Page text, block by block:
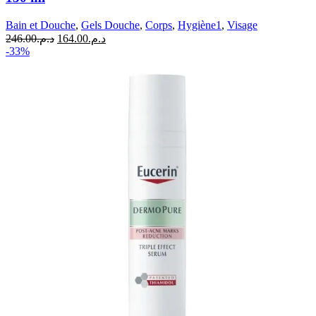
Bain et Douche, Gels Douche, Corps, Hygiène1 , Visage
د.م.246.00
Le
د.م.164.00
Le
-33%